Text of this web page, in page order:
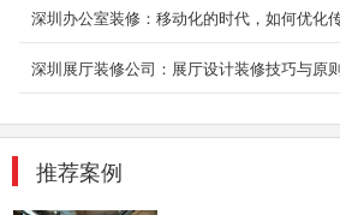
深圳办公室装修：移动化的时代，如何优化
深圳展厅装修公司：展厅设计装修技巧与原
推荐案例
厂房办公装修设计
2、深圳东森装饰是标准
2018-07-30